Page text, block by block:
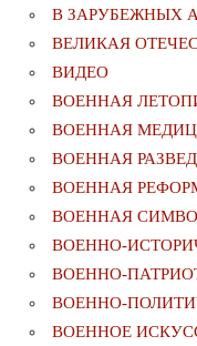
В ЗАРУБЕЖНЫХ
ВЕЛИКАЯ
ВИДЕО
ВОЕННАЯ
ВОЕННАЯ
ВОЕННАЯ
ВОЕННАЯ
ВОЕННАЯ
ВОЕННО-
ВОЕННО-
ВОЕННО-
ВОЕННОЕ